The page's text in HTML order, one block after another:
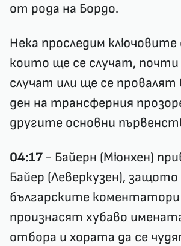
от рода на Бордо.
Нека проследим ключовите
които ще се случат,
случат или ще се провалят
ден на трансферния
другите основни
04:17- Байерн (Мюнхен)
Байер (Леверкузен),
българските коментатори
произнасят хубаво
отбора и хората да се